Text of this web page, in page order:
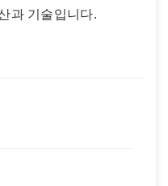
과 기술입니다.